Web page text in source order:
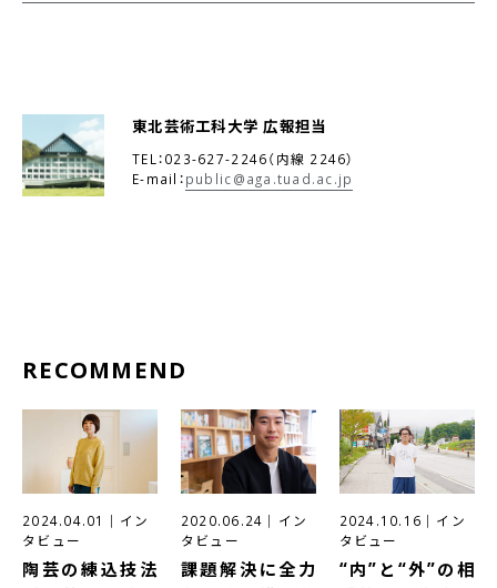
東北芸術工科大学 広報担当
TEL：023-627-2246（内線 2246）
E-mail：public@aga.tuad.ac.jp
RECOMMEND
2024.04.01 ｜ イン
タビュー
陶芸の練込技法
2020.06.24 ｜ イン
タビュー
課題解決に全力
2024.10.16 ｜ イン
タビュー
“内”と“外”の相